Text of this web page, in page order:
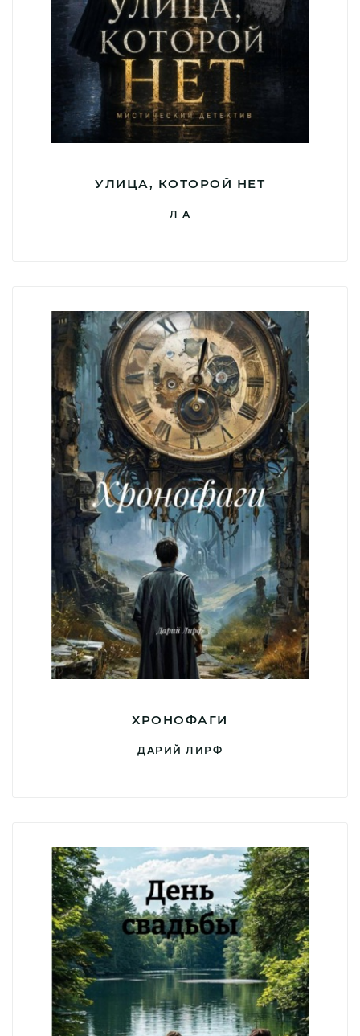
УЛИЦА, КОТОРОЙ НЕТ
Л А
ХРОНОФАГИ
ДАРИЙ ЛИРФ